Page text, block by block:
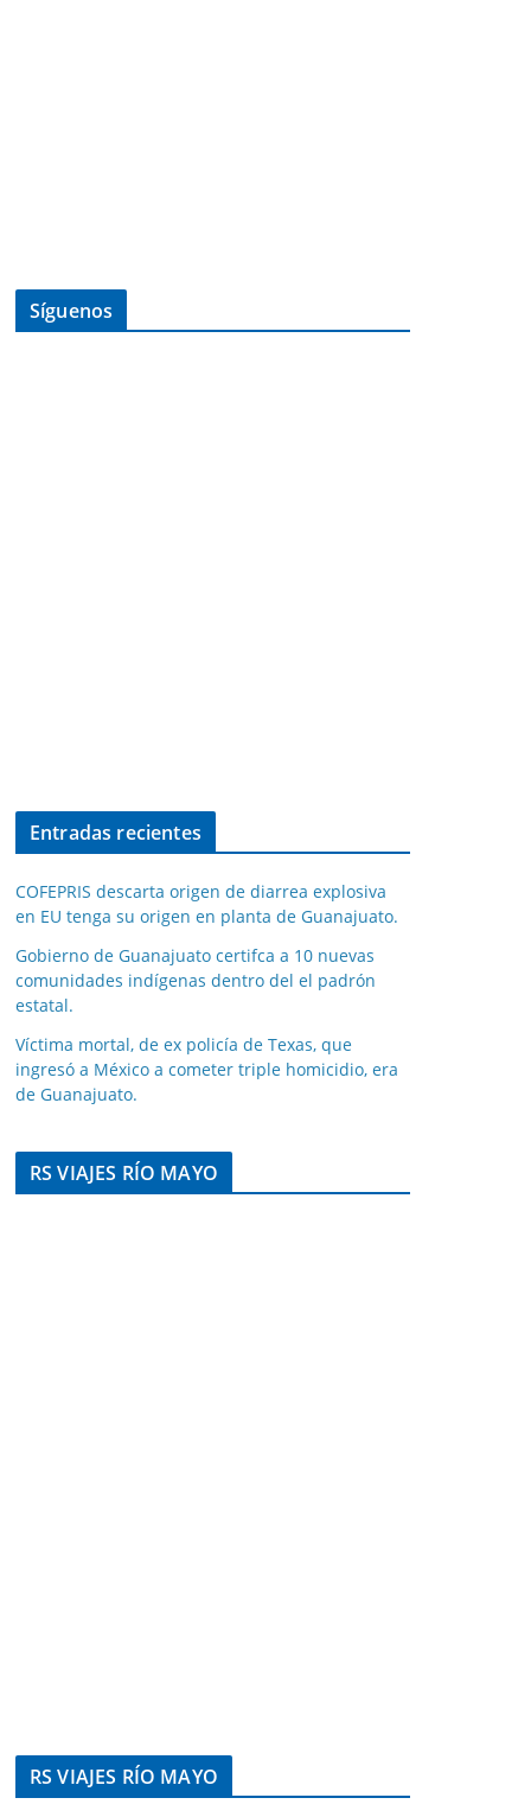
Síguenos
Entradas recientes
COFEPRIS descarta origen de diarrea explosiva
en EU tenga su origen en planta de Guanajuato.
Gobierno de Guanajuato certifca a 10 nuevas
comunidades indígenas dentro del el padrón
estatal.
Víctima mortal, de ex policía de Texas, que
ingresó a México a cometer triple homicidio, era
de Guanajuato.
RS VIAJES RÍO MAYO
RS VIAJES RÍO MAYO